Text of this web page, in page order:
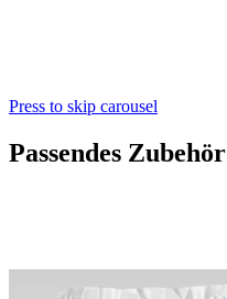
Press to skip carousel
Passendes Zubehör